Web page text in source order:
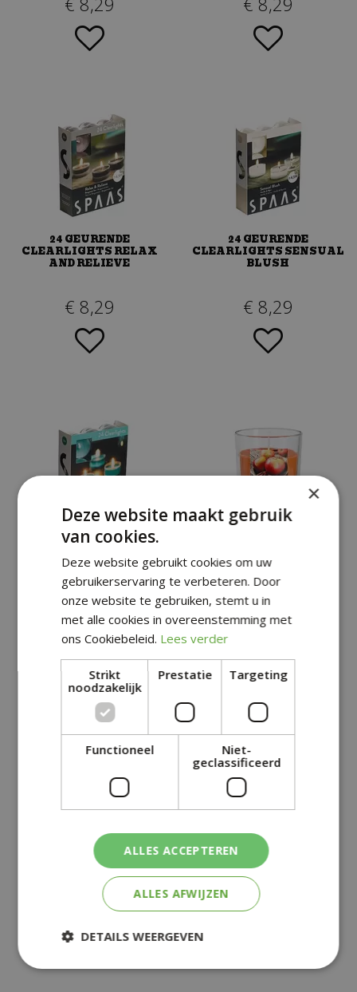
24 GEURENDE
CLEARLIGHTS RELAX
AND RELIEVE
€ 8,29
24 GEURENDE
CLEARLIGHTS SENSUAL
BLUSH
€ 8,29
24 GEURENDE
LUXURY
€ 8,29 € 2,
GEURKAARS IN GLAS
BERRY COCKTAIL
59
GEURKAARS IN GLAS
COTTON BLOSSOM
€ 2
×
Deze website maakt gebruik
van cookies.
Deze website gebruikt cookies om uw
gebruikerservaring te verbeteren. Door
onze website te gebruiken, stemt u in
met alle cookies in overeenstemming met
ons Cookiebeleid. Lees verder
Strikt
noodzakelijk
Prestatie Targeting
Functioneel
Niet-
geclassificeerd
ALLES ACCEPTEREN
ALLES AFWIJZEN
DETAILS WEERGEVEN